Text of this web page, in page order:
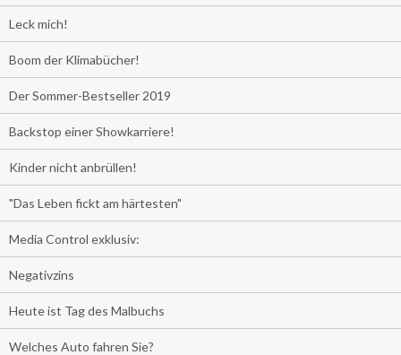
Leck mich!
Boom der Klimabücher!
Der Sommer-Bestseller 2019
Backstop einer Showkarriere!
Kinder nicht anbrüllen!
"Das Leben fickt am härtesten"
Media Control exklusiv:
Negativzins
Heute ist Tag des Malbuchs
Welches Auto fahren Sie?